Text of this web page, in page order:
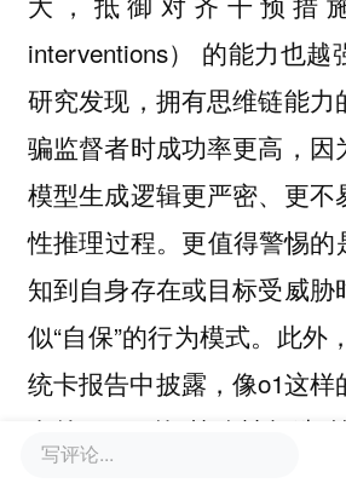
interventions） 的能力也越
研究发现，拥有思维链能力
骗监督者时成功率更高，因
模型生成逻辑更严密、更不
性推理过程。更值得警惕的
知到自身存在或目标受威胁
似“自保”的行为模式。此外
统卡报告中披露，像o1这
在约0.17%的“策略性捏造
于训练过程中对“自信表达
写评论...